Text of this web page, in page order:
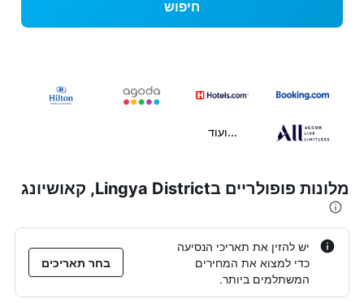
חיפוש
...ועוד
מלונות פופולריים בLingya District, קאושיונג
יש להזין את תאריכי הנסיעה
כדי למצוא את המחירים
המשתלמים ביותר.
בחר תאריכים